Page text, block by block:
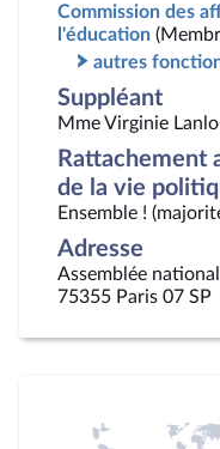
Commission des
l'éducation
autres
Suppléant
Mme Virginie Lanlo
Rattachement
de la vie
Ensemble !
Adresse
Assemblée
75355 Paris 07 SP